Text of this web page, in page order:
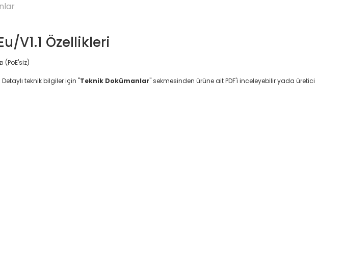
V1.1 Özellikleri
(PoE'siz)
teknik bilgiler için "Teknik Dokümanlar" sekmesinden ürüne ait PDF'i inceleyebilir yada üretici